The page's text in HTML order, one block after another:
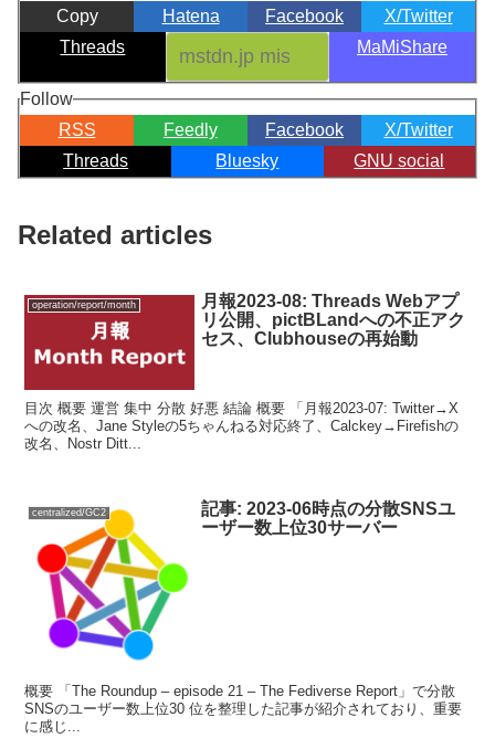
Copy Hatena Facebook
X/Twitter
Threads
MaMiShare
Follow
RSS
Feedly Facebook
X/Twitter
Threads
Bluesky GNU social
Related articles
operation/report/month
月報2023-08: Threads Webアプ
リ公開、pictBLandへの不正アク
セス、Clubhouseの再始動
目次 概要 運営 集中 分散 好悪 結論 概要 「月報2023-07: Twitter→X
への改名、Jane Styleの5ちゃんねる対応終了、Calckey→Firefishの
改名、Nostr Ditt...
centralized/GC2
記事: 2023-06時点の分散SNSユ
ーザー数上位30サーバー
概要 「The Roundup – episode 21 – The Fediverse Report」で分散
SNSのユーザー数上位30 位を整理した記事が紹介されており、重要
に感じ...